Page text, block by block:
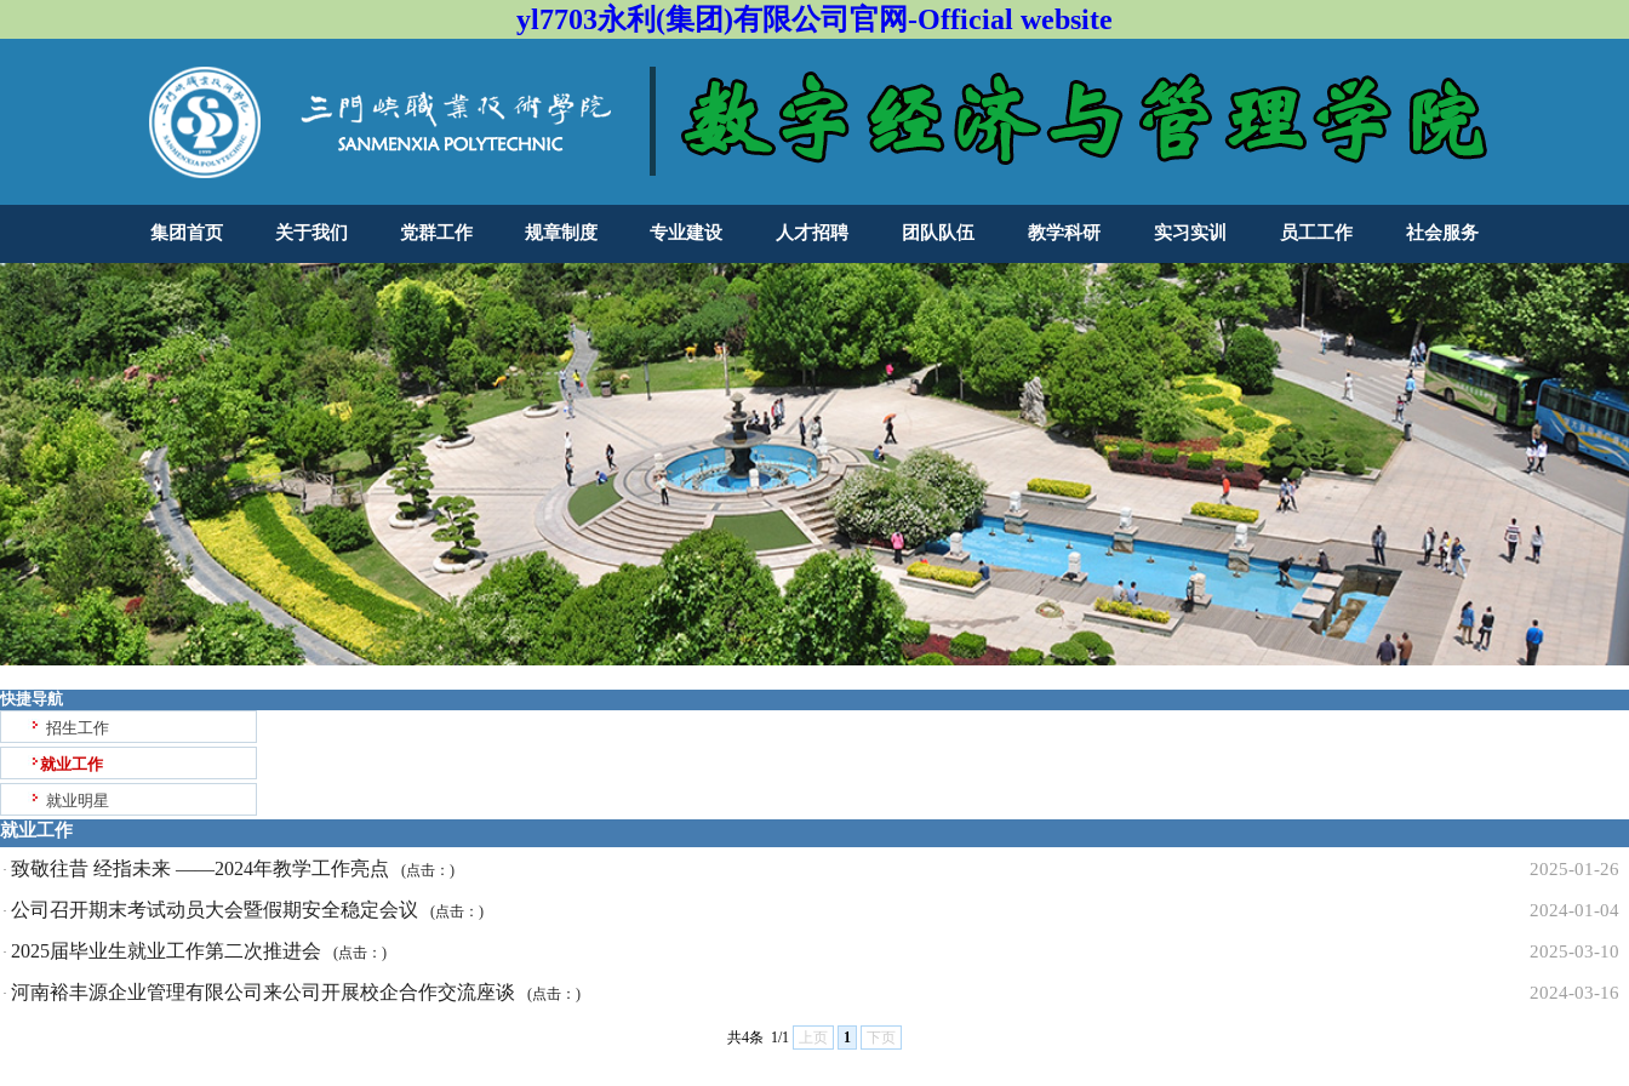
yl7703永利(集团)有限公司官网-Official website
集团首页 关于我们 党群工作 规章制度 专业建设 人才招聘 团队队伍 教学科研 实习实训 员工工作 社会服务
快捷导航
招生工作
就业工作
就业明星
就业工作
· 致敬往昔 经指未来 ——2024年教学工作亮点 (点击： ) 2025-01-26
· 公司召开期末考试动员大会暨假期安全稳定会议 (点击： ) 2024-01-04
· 2025届毕业生就业工作第二次推进会 (点击： ) 2025-03-10
· 河南裕丰源企业管理有限公司来公司开展校企合作交流座谈 (点击： ) 2024-03-16
共4条 1/1 上页 1 下页